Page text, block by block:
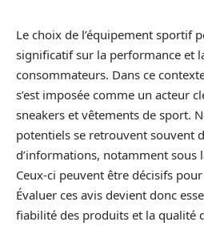
Le choix de l’équipement sportif
significatif sur la performance et
consommateurs. Dans ce
s’est imposée comme un acteur
sneakers et vêtements de sport.
potentiels se retrouvent souvent
d’informations, notamment sous
Ceux-ci peuvent être décisifs
Évaluer ces avis devient donc
fiabilité des produits et la qualité